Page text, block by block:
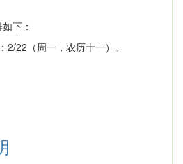
下：
22（周一，农历十一）。